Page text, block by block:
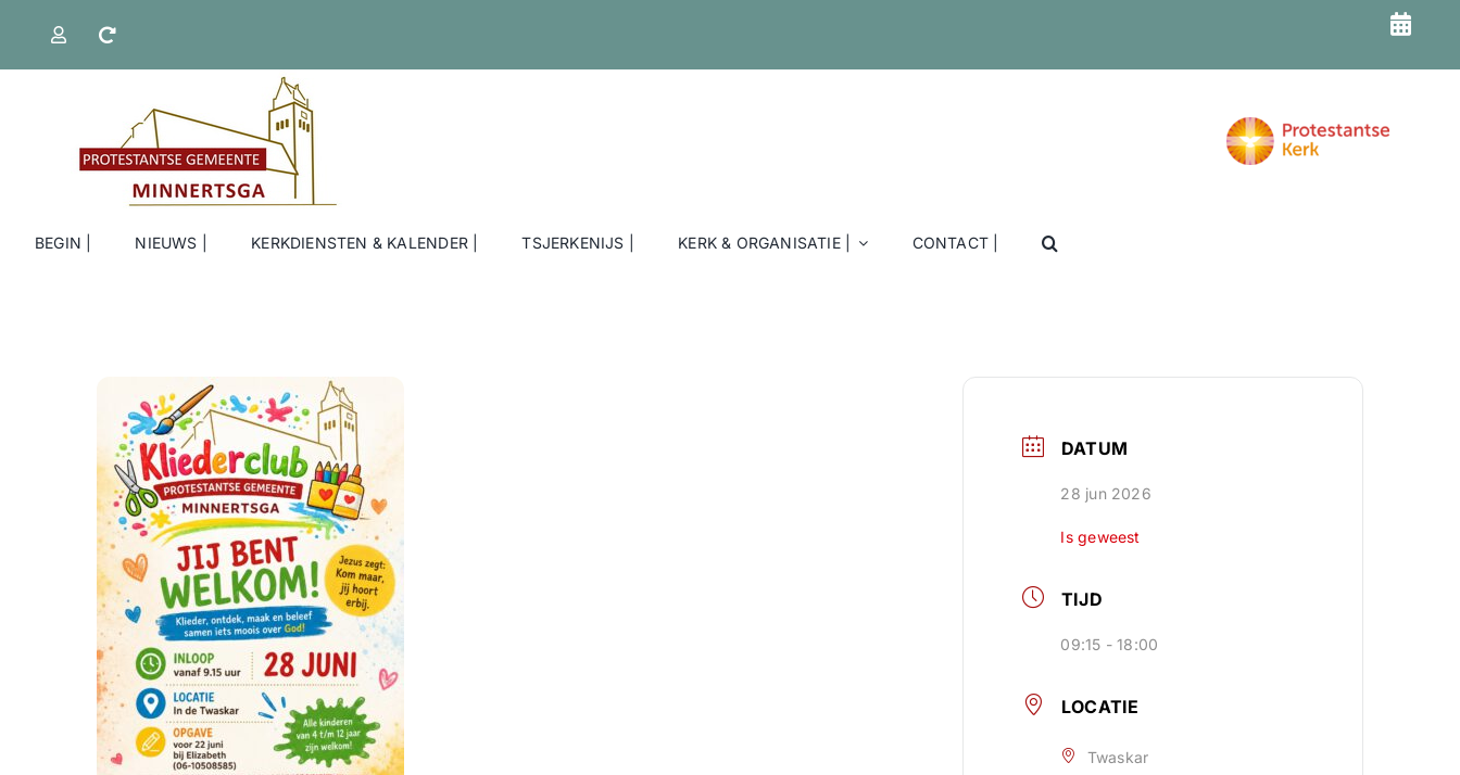
inhoud
BEGIN | NIEUWS | KERKDIENSTEN & KALENDER | TSJERKENIJS | KERK & ORGANISATIE | CONTACT |
DATUM
28 jun 2026
Is geweest
TIJD
09:15 - 18:00
LOCATIE
Twaskar